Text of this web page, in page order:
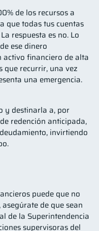
de los recursos a
que todas tus cuentas
respuesta es no. Lo
ese dinero
financiero de alta
que recurrir, una vez
una emergencia.
y destinarla a, por
redención anticipada,
invirtiendo
puede que no
de que sean
de la Superintendencia
supervisoras del